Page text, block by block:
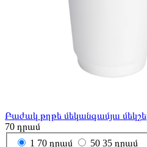
Բաժակ թղթե մեկանգամյա
70 դրամ
1 70 դրամ 50 35 դրամ